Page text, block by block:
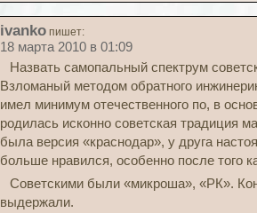
ivanko пишет:
18 марта 2010 в 01:09
Назвать самопальный спектрум
Взломаный методом обратного
имел минимум отечественного по, в
родилась исконно советская традиция
была версия «краснодар», у друга
больше нравился, особенно после того
Советскими были «микроша», «РК».
выдержали.